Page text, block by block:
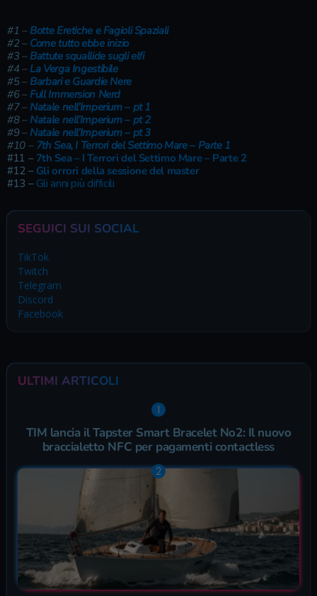
#1 – Botte Eretiche e Fagioli Spaziali
#2 – Come tutto ebbe inizio
#3 – Battute squallide sugli elfi
#4 – La Verga Ingestibile
#5 – Barbari e Guardie Nere
#6 – Full Immersion Nerd
#7 – Natale nell’Imperium – pt 1
#8 – Natale nell’Imperium – pt 2
#9 – Natale nell’Imperium – pt 3
#10 – 7th Sea, I Terrori del Settimo Mare – Parte 1
#11 – 7th Sea – I Terrori del Settimo Mare – Parte 2
#12 – Gli orrori della sessione del master
#13 –Gli anni più difficili
SEGUICI SUI SOCIAL
TikTok
Twitch
Telegram
Discord
Facebook
ULTIMI ARTICOLI
TIM lancia il Tapster Smart Bracelet No2: Il nuovo
braccialetto NFC per pagamenti contactless